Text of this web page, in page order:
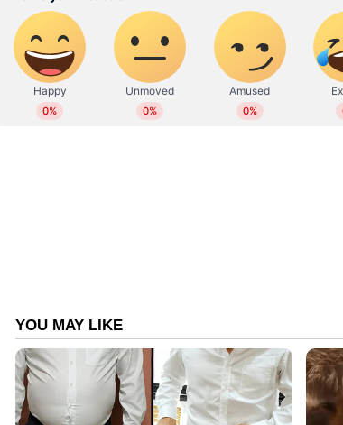
സംസ്‍കാരം പ്രദര്‍ശിപ്പിക്കുന്ന വേദി
എല്ലാവരും പിന്നെയും പിന്നെയും ആ